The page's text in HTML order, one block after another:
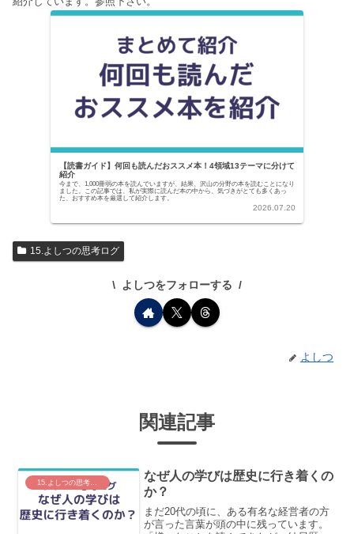
【読書ガイド】何回も読んだおススメ本！4領域13テーマに分けて
紹介
今まで、1,000冊弱の本を読んでいますが、結果、沢山の分野の本を読むことになり
ました。この記事では、私が実際に読んだ本の中から、気づきがとても多くあっ
た、おすすめ本を厳選して紹介します。
2026.07.20
15.よしつの思考ログ
よしつをフォローする
よしつ
関連記事
15.よしつの思考ログ
なぜ人の学びは歴史に行き着くの
か？
まだ20代の頃に、ある有名な経営者の方
が言った言葉が頭の中に残っています。